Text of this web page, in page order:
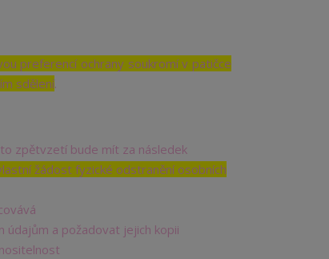
preferencí ochrany soukromí v patičce
sdělení.
zpětvzetí bude mít za následek
žádost fyzické odstranění osobních
údajům a požadovat jejich kopii